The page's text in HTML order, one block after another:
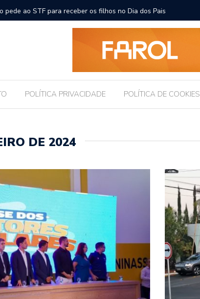
pede ao STF para receber os filhos no Dia dos Pais
POLÍTICA PRIVACIDADE POLÍTICA DE COOKIES
DE 2024